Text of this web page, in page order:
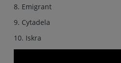
8. Emigrant
9. Cytadela
10. Iskra